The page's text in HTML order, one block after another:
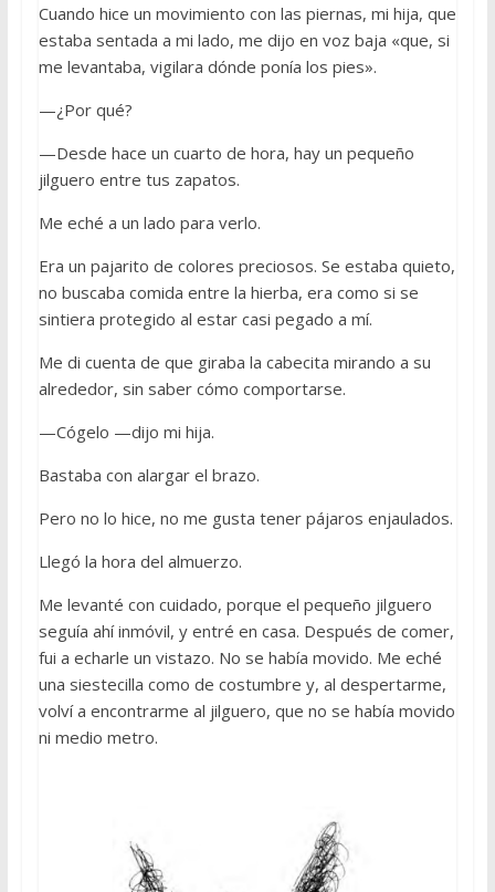
Cuando hice un movimiento con las piernas, mi hija, que
estaba sentada a mi lado, me dijo en voz baja «que, si
me levantaba, vigilara dónde ponía los pies».
—¿Por qué?
—Desde hace un cuarto de hora, hay un pequeño
jilguero entre tus zapatos.
Me eché a un lado para verlo.
Era un pajarito de colores preciosos. Se estaba quieto,
no buscaba comida entre la hierba, era como si se
sintiera protegido al estar casi pegado a mí.
Me di cuenta de que giraba la cabecita mirando a su
alrededor, sin saber cómo comportarse.
—Cógelo —dijo mi hija.
Bastaba con alargar el brazo.
Pero no lo hice, no me gusta tener pájaros enjaulados.
Llegó la hora del almuerzo.
Me levanté con cuidado, porque el pequeño jilguero
seguía ahí inmóvil, y entré en casa. Después de comer,
fui a echarle un vistazo. No se había movido. Me eché
una siestecilla como de costumbre y, al despertarme,
volví a encontrarme al jilguero, que no se había movido
ni medio metro.